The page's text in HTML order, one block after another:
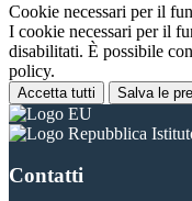
Cookie necessari per il
I cookie necessari per il
disabilitati. È possibile
policy.
Accetta tutti Salva le
Contatti